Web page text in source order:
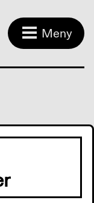
Meny